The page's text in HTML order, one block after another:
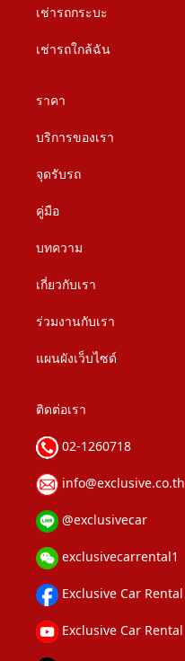
เช่ารถกระบะ
เช่ารถใกล้ฉัน
ราคา
บริการของเรา
จุดรับรถ
คู่มือ
บทความ
เกี่ยวกับเรา
ร่วมงานกับเรา
แผนผังเว็บไซด์
ติดต่อเรา
02-1260718
info@exclusive.co.th
@exclusivecar
exclusivecarrental1
Exclusive Car Rental
Exclusive Car Rental